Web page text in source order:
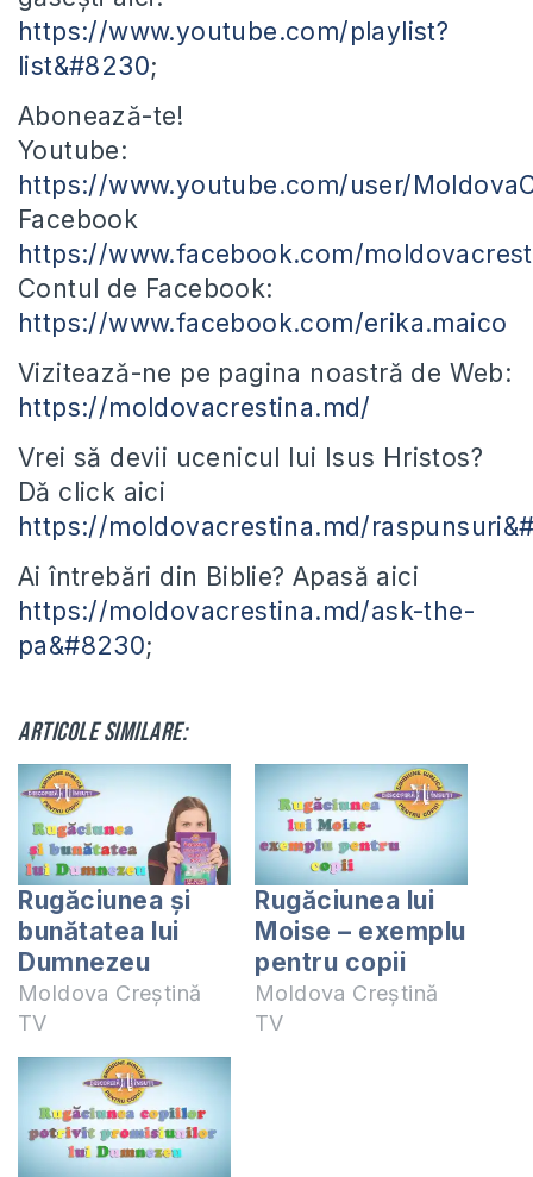
https://www.youtube.com/playlist?
list&#8230;
Abonează-te!
Youtube:
https://www.youtube.com/user/
Facebook
https://www.facebook.com/
Contul de Facebook:
https://www.facebook.com/erika.maico
Vizitează-ne pe pagina noastră de Web:
https://moldovacrestina.md/
Vrei să devii ucenicul lui Isus Hristos?
Dă click aici
https://moldovacrestina.md/
Ai întrebări din Biblie? Apasă aici
https://moldovacrestina.md/ask-the-
pa&#8230;
Articole similare:
Rugăciunea și
bunătatea lui
Dumnezeu
Moldova Creștină
TV
Rugăciunea lui
Moise – exemplu
pentru copii
Moldova Creștină
TV